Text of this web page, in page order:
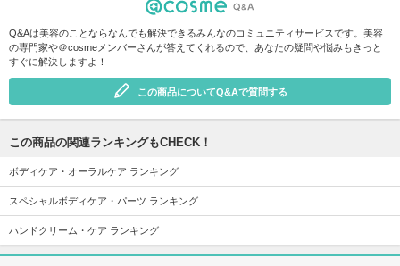
Q&Aは美容のことならなんでも解決できるみんなのコミュニティサービスです。美容
の専門家や＠cosmeメンバーさんが答えてくれるので、あなたの疑問や悩みもきっと
すぐに解決しますよ！
この商品についてQ&Aで質問する
この商品の関連ランキングもCHECK！
ボディケア・オーラルケア ランキング
スペシャルボディケア・パーツ ランキング
ハンドクリーム・ケア ランキング